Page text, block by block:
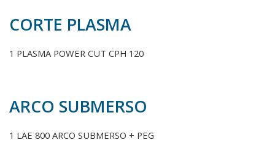
CORTE PLASMA
1 PLASMA POWER CUT CPH 120
ARCO SUBMERSO
1 LAE 800 ARCO SUBMERSO + PEG